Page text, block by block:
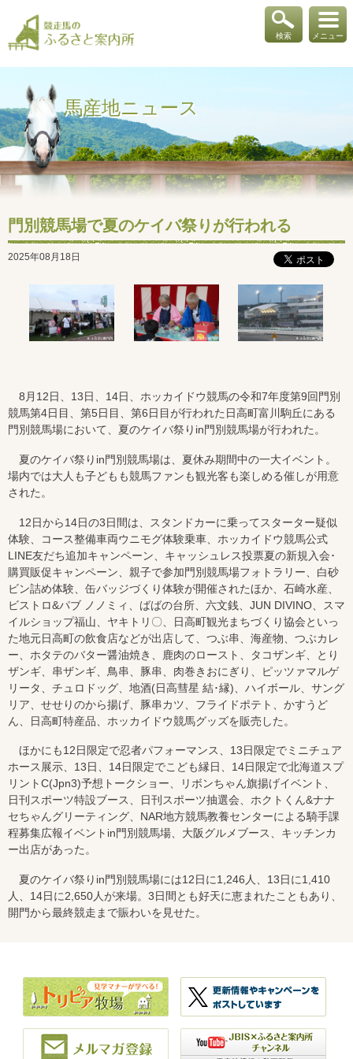
メニュー
検索
馬産地ニュース
門別競馬場で夏のケイバ祭りが行われる
2025年08月18日
8月12日、13日、14日、ホッカイドウ競馬の令和7年度第9回門別
競馬第4日目、第5日目、第6日目が行われた日高町富川駒丘にある
門別競馬場において、夏のケイバ祭りin門別競馬場が行われた。
夏のケイバ祭りin門別競馬場は、夏休み期間中の一大イベント。
場内では大人も子どもも競馬ファンも観光客も楽しめる催しが用意
された。
12日から14日の3日間は、スタンドカーに乗ってスターター疑似
体験、コース整備車両ウニモグ体験乗車、ホッカイドウ競馬公式
LINE友だち追加キャンペーン、キャッシュレス投票夏の新規入会･
購買販促キャンペーン、親子で参加門別競馬場フォトラリー、白砂
ビン詰め体験、缶バッジづくり体験が開催されたほか、石崎水産、
ビストロ&パブ ノノミィ、ばばの台所、六文銭、JUN DIVINO、スマ
イルショップ福山、ヤキトリ〇、日高町観光まちづくり協会といっ
た地元日高町の飲食店などが出店して、つぶ串、海産物、つぶカレ
ー、ホタテのバター醤油焼き、鹿肉のロースト、タコザンギ、とり
ザンギ、串ザンギ、鳥串、豚串、肉巻きおにぎり、ピッツァマルゲ
リータ、チュロドッグ、地酒(日高彗星 結･縁)、ハイボール、サング
リア、せせりのから揚げ、豚串カツ、フライドポテト、かすうど
ん、日高町特産品、ホッカイドウ競馬グッズを販売した。
ほかにも12日限定で忍者パフォーマンス、13日限定でミニチュア
ホース展示、13日、14日限定でこども縁日、14日限定で北海道スプ
リントC(Jpn3)予想トークショー、リボンちゃん旗揚げイベント、
日刊スポーツ特設ブース、日刊スポーツ抽選会、ホクトくん&ナナ
セちゃんグリーティング、NAR地方競馬教養センターによる騎手課
程募集広報イベントin門別競馬場、大阪グルメブース、キッチンカ
ー出店があった。
夏のケイバ祭りin門別競馬場には12日に1,246人、13日に1,410
人、14日に2,650人が来場。3日間とも好天に恵まれたこともあり、
開門から最終競走まで賑わいを見せた。